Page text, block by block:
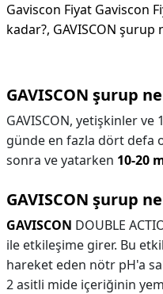
Gaviscon Fiyat Gaviscon
kadar?, GAVISCON şurup
GAVISCON şurup
GAVISCON, yetişkinler
günde en fazla dört defa
sonra ve yatarken 10-20
GAVISCON şurup
GAVISCON DOUBLE
ile etkileşime girer. Bu
hareket eden nötr pH'a
2 asitli mide içeriğinin